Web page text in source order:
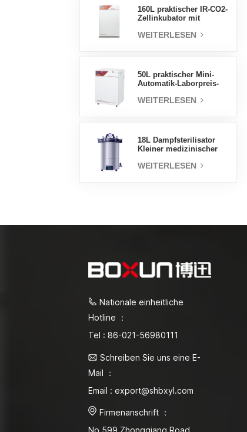
160L praktischer IR-CO2-
Zellinkubator mit
professionelle Fabrik-
WEITERLESEN
50L praktischer Mini-
Automatik-Laborpreis-
WEITERLESEN
18L Dampfsterilisator
Kleiner medizinischer
Autoklav
WEITERLESEN
Nationale einheitliche
Hotline ：
Tel : 86-021-56980111
Schreiben Sie uns eine E-
Mail ：
Email : export@shbxyl.com
Firmenanschrift ：